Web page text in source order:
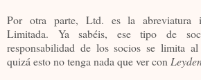
Por otra parte, Ltd. es la abreviatura
Limitada. Ya sabéis, ese tipo de
responsabilidad de los socios se limita
quizá esto no tenga nada que ver con